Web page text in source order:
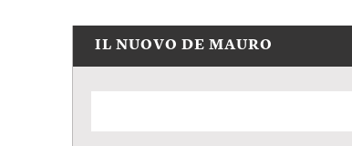
IL NUOVO DE MAURO